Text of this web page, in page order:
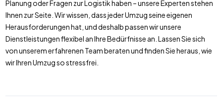
Planung oder Fragen zur Logistik haben – unsere Experten stehen
Ihnen zur Seite. Wir wissen, dass jeder Umzug seine eigenen
Herausforderungen hat, und deshalb passen wir unsere
Dienstleistungen flexibel an Ihre Bedürfnisse an. Lassen Sie sich
von unserem erfahrenen Team beraten und finden Sie heraus, wie
wir Ihren Umzug so stressfrei.